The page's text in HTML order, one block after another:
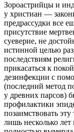
Зороастрийцы и
у христиан —
предрассудки все
присутствие
суеверие, не
истинной целью
последствиям
прикасаться к
дезинфекции с
(последний метод
у древних парсов)
профилактики
позаимствовать
лишь несколько